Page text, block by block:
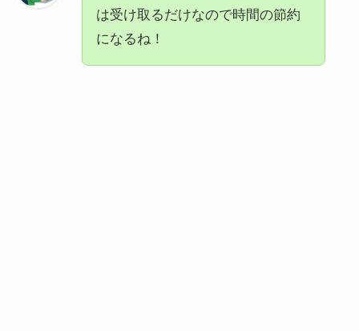
は受け取るだけなので時間の節約
になるね！